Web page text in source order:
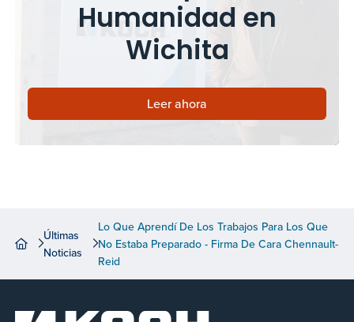
Humanidad en
Wichita
Leer ahora
Últimas
Noticias
Lo Que Aprendí De Los Trabajos Para Los Que
No Estaba Preparado - Firma De Cara Chennault-
Reid